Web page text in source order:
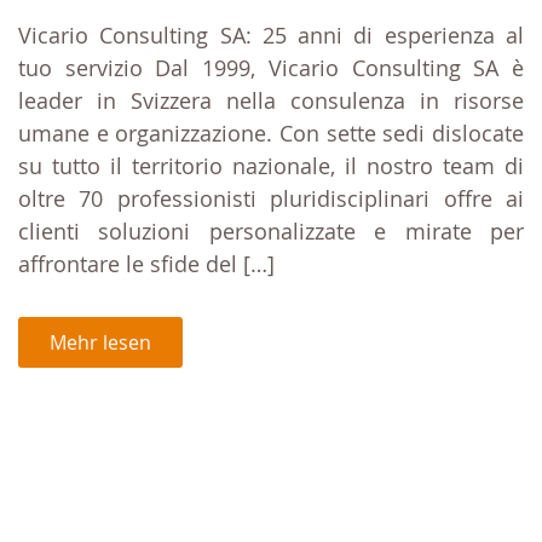
Vicario Consulting SA: 25 anni di esperienza al
tuo servizio Dal 1999, Vicario Consulting SA è
leader in Svizzera nella consulenza in risorse
umane e organizzazione. Con sette sedi dislocate
su tutto il territorio nazionale, il nostro team di
oltre 70 professionisti pluridisciplinari offre ai
clienti soluzioni personalizzate e mirate per
affrontare le sfide del […]
Mehr lesen